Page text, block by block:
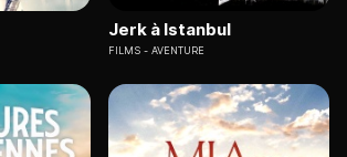
Jerk à Istanbul
FILMS AVENTURE